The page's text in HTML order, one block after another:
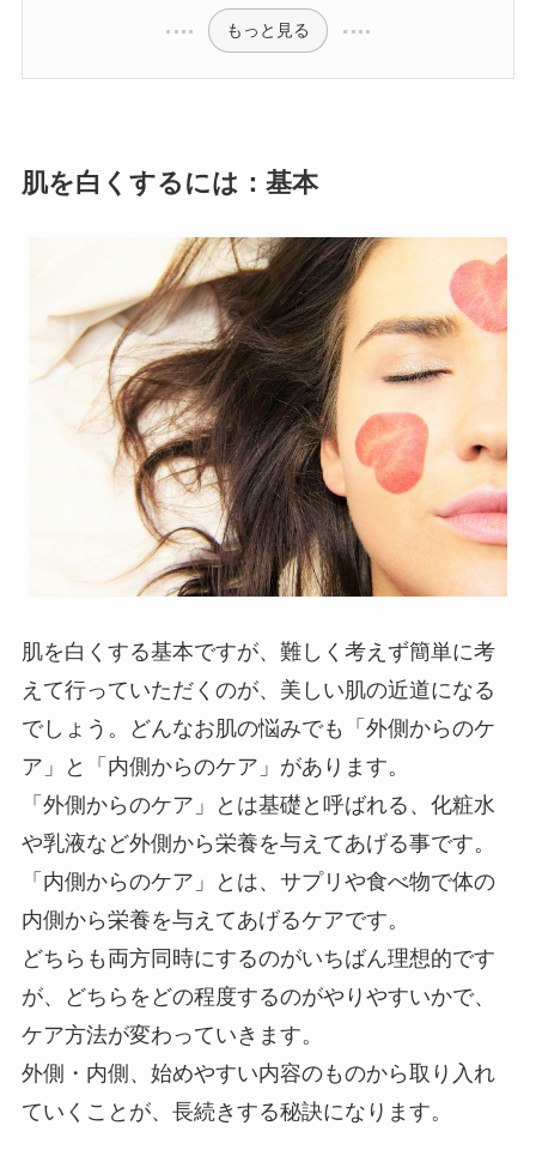
もっと見る
肌を白くするには：基本
肌を白くする基本ですが、難しく考えず簡単に考
えて行っていただくのが、美しい肌の近道になる
でしょう。どんなお肌の悩みでも「外側からのケ
ア」と「内側からのケア」があります。
「外側からのケア」とは基礎と呼ばれる、化粧水
や乳液など外側から栄養を与えてあげる事です。
「内側からのケア」とは、サプリや食べ物で体の
内側から栄養を与えてあげるケアです。
どちらも両方同時にするのがいちばん理想的です
が、どちらをどの程度するのがやりやすいかで、
ケア方法が変わっていきます。
外側・内側、始めやすい内容のものから取り入れ
ていくことが、長続きする秘訣になります。